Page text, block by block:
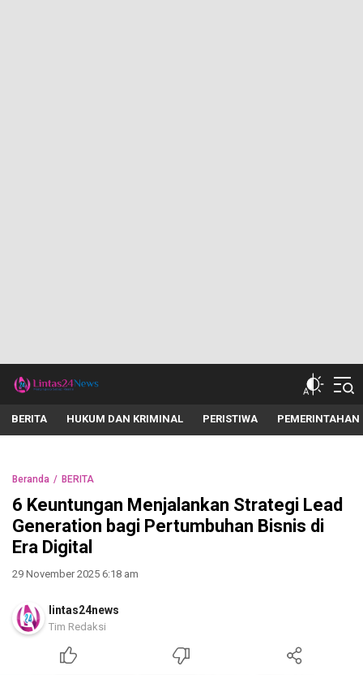
lintas24news.com
Menyingkap Setiap Realita
BERITA HUKUM DAN KRIMINAL PERISTIWA PEMERINTAHAN
Beranda BERITA
6 Keuntungan Menjalankan Strategi Lead
Generation bagi Pertumbuhan Bisnis di
Era Digital
29 November 2025 6:18 am
lintas24news
Tim Redaksi